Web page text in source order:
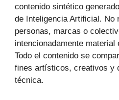
contenido sintético
de Inteligencia Artificial. No
personas, marcas o
intencionadamente material
Todo el contenido se
fines artísticos, creativos y
técnica.